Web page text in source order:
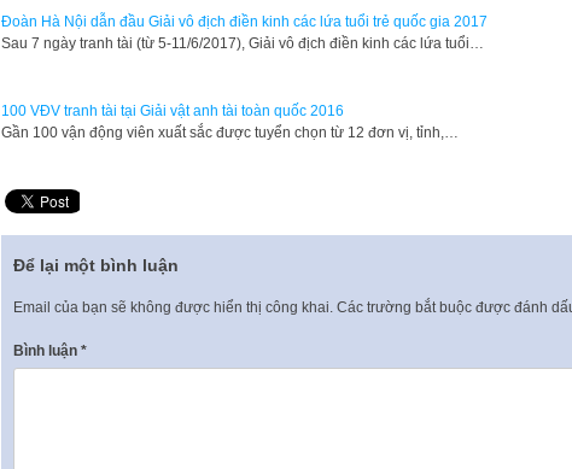
Đoàn Hà Nội dẫn đầu Giải vô địch điền kinh các lứa tuổi trẻ quốc gia 2017
Sau 7 ngày tranh tài (từ 5-11/6/2017), Giải vô địch điền kinh các lứa tuổi…
100 VĐV tranh tài tại Giải vật anh tài toàn quốc 2016
Gần 100 vận động viên xuất sắc được tuyển chọn từ 12 đơn vị, tỉnh,…
Để lại một bình luận
Email của bạn sẽ không được hiển thị công khai. Các trường bắt buộc được đánh
Bình luận *